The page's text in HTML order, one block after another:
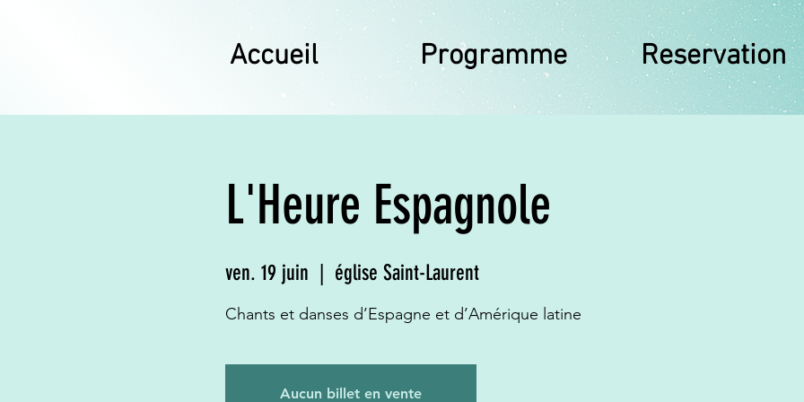
Accueil Programme Reservation
L'Heure Espagnole
ven. 19 juin église Saint-Laurent
Chants et danses d’Espagne et d’Amérique latine
Aucun billet en vente